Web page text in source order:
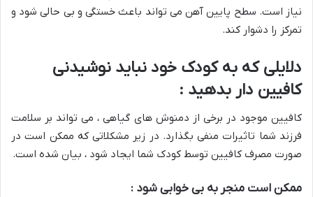
نیاز است. سطح پایین آهن می تواند باعث خستگی و بی حالی شود و
تمرکز را دشوار کند.
دلایلی که به کودک خود نباید نوشیدنی
کافیین دار بدهید :
کافیین موجود در برخی از دمنوش های گیاهی ، می تواند بر سلامت
فرزند شما تاثیرات منفی بگذارد. در زیر مشکلاتی که ممکن است در
صورت مصرف کافیین توسط کودک شما ایجاد شود ، بیان شده است.
ممکن است منجر به بی خوابی شود :